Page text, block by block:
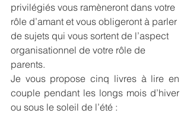
privilégiés vous ramèneront dans votre
rôle d’amant et vous obligeront à parler
de sujets qui vous sortent de l’aspect
organisationnel de votre rôle de
parents.
Je vous propose cinq livres à lire en
couple pendant les longs mois d’hiver
ou sous le soleil de l’été :